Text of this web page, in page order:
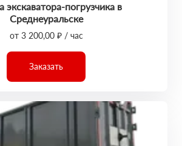
экскаватора-погрузчика в
Среднеуральске
от 3 200,00 ₽ / час
Заказать